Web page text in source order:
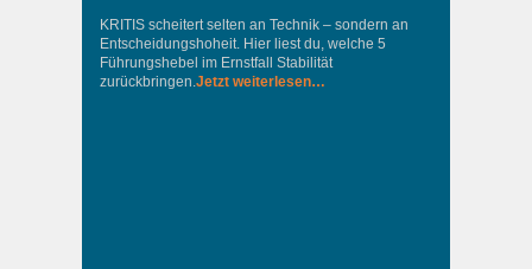
KRITIS scheitert selten an Technik – sondern an
Entscheidungshoheit. Hier liest du, welche 5
Führungshebel im Ernstfall Stabilität
zurückbringen.Jetzt weiterlesen…